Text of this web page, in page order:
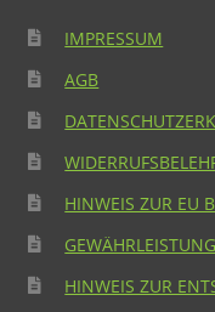
IMPRESSUM
AGB
HINWEIS ZUR EU
HINWEIS ZUR